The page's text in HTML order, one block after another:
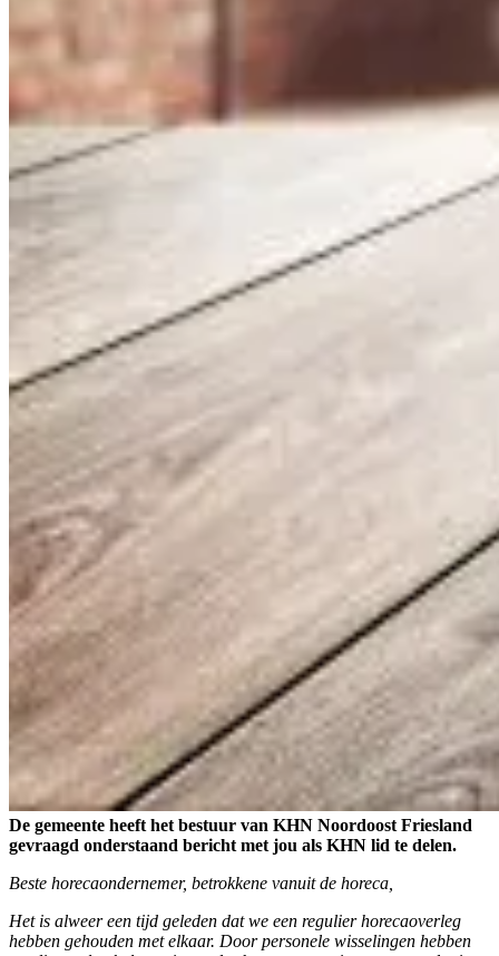
De gemeente heeft het bestuur van KHN Noordoost Friesland
gevraagd onderstaand bericht met jou als KHN lid te delen.
Beste horecaondernemer, betrokkene vanuit de horeca,
Het is alweer een tijd geleden dat we een regulier horecaoverleg
hebben gehouden met elkaar. Door personele wisselingen hebben